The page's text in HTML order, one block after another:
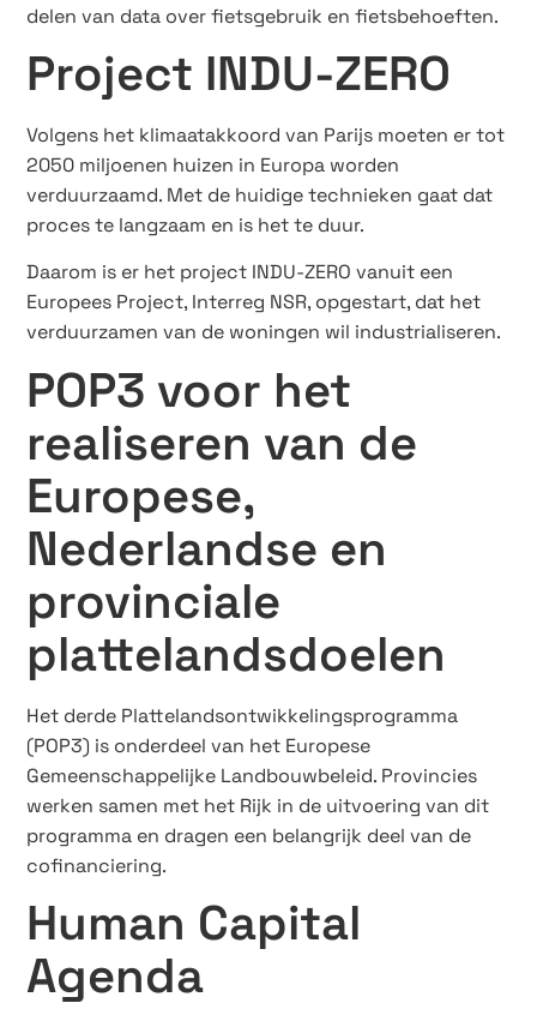
delen van data over fietsgebruik en fietsbehoeften.
Project INDU-ZERO
Volgens het klimaatakkoord van Parijs moeten er tot
2050 miljoenen huizen in Europa worden
verduurzaamd. Met de huidige technieken gaat dat
proces te langzaam en is het te duur.
Daarom is er het project INDU-ZERO vanuit een
Europees Project, Interreg NSR, opgestart, dat het
verduurzamen van de woningen wil industrialiseren.
POP3 voor het
realiseren van de
Europese,
Nederlandse en
provinciale
plattelandsdoelen
Het derde Plattelandsontwikkelingsprogramma
(POP3) is onderdeel van het Europese
Gemeenschappelijke Landbouwbeleid. Provincies
werken samen met het Rijk in de uitvoering van dit
programma en dragen een belangrijk deel van de
cofinanciering.
Human Capital
Agenda